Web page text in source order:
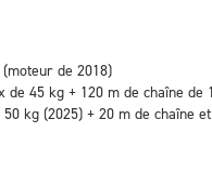
de 2018)
45 kg + 120 m de chaîne de
kg (2025) + 20 m de chaîne